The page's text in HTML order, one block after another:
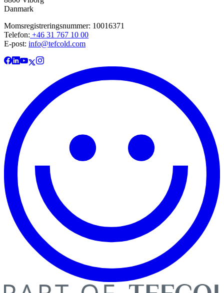
Danmark
Momsregistreringsnummer: 10016371
Telefon: +46 31 767 10 00
E-post: info@tefcold.com